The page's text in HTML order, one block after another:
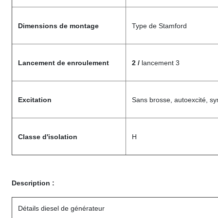
Dimensions de montage Type de Stamford
Lancement de enroulement 2 / lancement 3
Excitation Sans brosse, autoexcité,
Classe d'isolation H
Description :
Détails diesel de générateur